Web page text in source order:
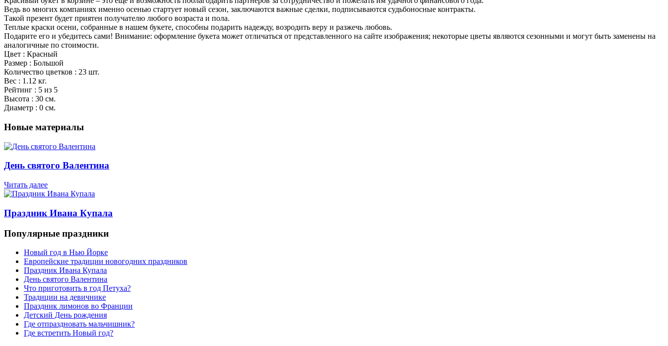
Ведь во многих компаниях именно осенью стартует новый сезон, заключаются важные сделки, подписываются судьбоносные контракты.
Такой презент будет приятен получателю любого возраста и пола.
Теплые краски осени, собранные в нашем букете, способны подарить надежду, возродить веру и разжечь любовь.
Подарите его и убедитесь сами! Внимание: оформление букета может отличаться от представленного на сайте изображения; некоторые цветы являются сезонными и могут быть заменены на
аналогичные по стоимости.
Цвет : Красный
Размер : Большой
Количество цветков : 23 шт.
Вес : 1.12 кг.
Рейтинг : 5 из 5
Высота : 30 см.
Диаметр : 0 см.
Новые материалы
День святого Валентина
Читать далее
Праздник Ивана Купала
Популярные праздники
Новый год в Нью Йорке
Европейские традиции новогодних праздников
Праздник Ивана Купала
День святого Валентина
Что приготовить в год Петуха?
Традиции на девичнике
Праздник лимонов во Франции
Детский День рождения
Где отпраздновать мальчишник?
Где встретить Новый год?